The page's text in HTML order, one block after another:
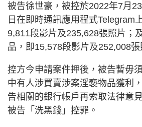
被告徐世豪，被控於2022年7月
日在即時通訊應用程式Telegram
9,811段影片及235,628張照片；
品，即15,578段影片及252,008張
控方今申請案件押後，被告暫毋
中有人涉買賣涉案淫褻物品獲利
告相關的銀行帳戶再索取法律意
被告「洗黑錢」控罪。